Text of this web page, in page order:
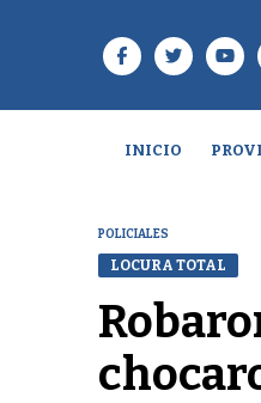
INICIO
POLICIALES
LOCURA TOTAL